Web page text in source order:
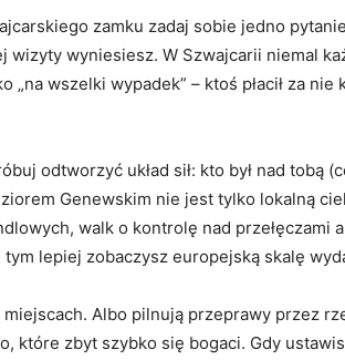
zamku zadaj sobie jedno
wizyty wyniesiesz. W Szwajcarii niemal
„na wszelki wypadek” – ktoś płacił za
odtworzyć układ sił: kto był nad tobą
Genewskim nie jest tylko lokalną
walk o kontrolę nad przełęczami
tym lepiej zobaczysz europejską skalę
Albo pilnują przeprawy przez
które zbyt szybko się bogaci. Gdy